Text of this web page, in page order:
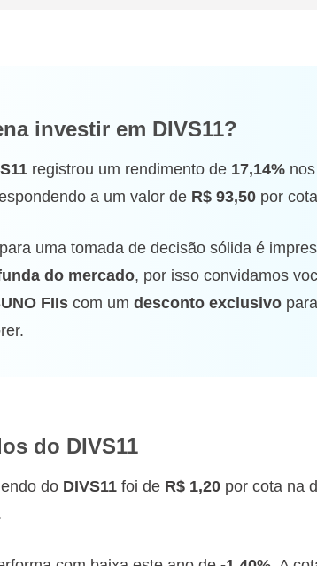
investir em DIVS11?
registrou um rendimento de 17,14% nos
a um valor de R$ 93,50 por
uma tomada de decisão sólida é
do mercado, por isso convidamos
FIIs com um desconto exclusivo
do DIVS11
do DIVS11 foi de R$ 1,20 por cota na